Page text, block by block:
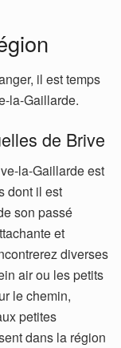
il est temps
la-Gaillarde.
de Brive
la-Gaillarde est
dont il est
son passé
et
diverses
air ou les petits
le chemin,
petites
dans la région